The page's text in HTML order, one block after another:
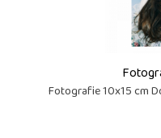
Fotografie 10x15 cm